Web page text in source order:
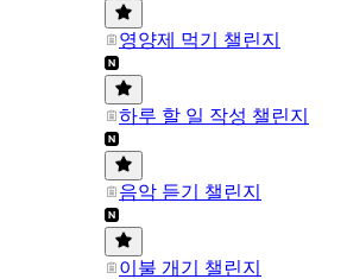
영양제 먹기 챌린지
하루 할 일 작성 챌린지
음악 듣기 챌린지
이불 개기 챌린지